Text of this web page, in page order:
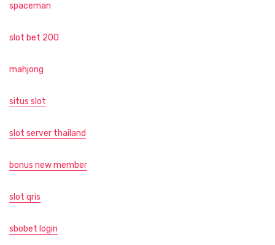
spaceman
slot bet 200
mahjong
situs slot
slot server thailand
bonus new member
slot qris
sbobet login